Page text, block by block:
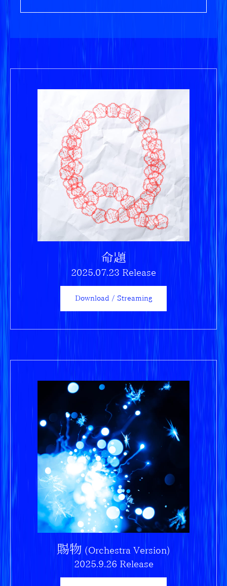
命題
2025.07.23 Release
Download / Streaming
賜物 (Orchestra Version)
2025.9.26 Release